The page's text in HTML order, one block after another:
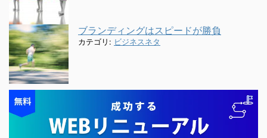
ブランディングはスピードが勝負
カテゴリ: ビジネスネタ